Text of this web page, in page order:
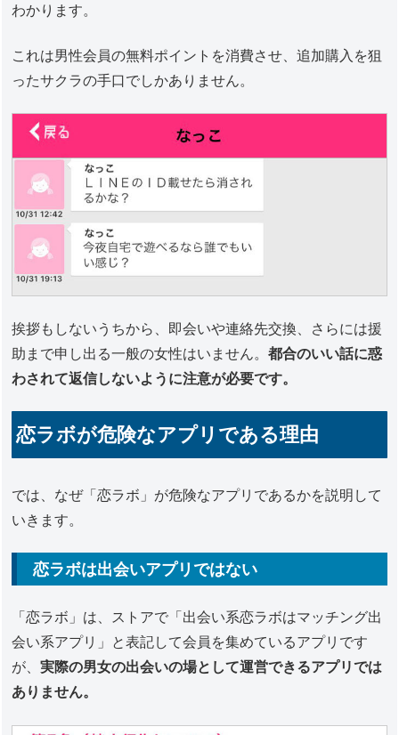
わかります。
これは男性会員の無料ポイントを消費させ、追加購入を狙
ったサクラの手口でしかありません。
挨拶もしないうちから、即会いや連絡先交換、さらには援
助まで申し出る一般の女性はいません。都合のいい話に惑
わされて返信しないように注意が必要です。
恋ラボが危険なアプリである理由
では、なぜ「恋ラボ」が危険なアプリであるかを説明して
いきます。
恋ラボは出会いアプリではない
「恋ラボ」は、ストアで「出会い系恋ラボはマッチング出
会い系アプリ」と表記して会員を集めているアプリです
が、実際の男女の出会いの場として運営できるアプリでは
ありません。